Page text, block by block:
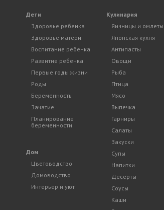
Дети
Здоровье ребенка
Здоровье матери
Воспитание ребенка
Развитие ребенка
Первые годы жизни
Роды
Беременность
Зачатие
Планирование
беременности
Дом
Цветоводство
Домоводство
Интерьер и уют
Кулинария
Яичницы и омлеты
Японская кухня
Антипасты
Овощи
Рыба
Птица
Мясо
Выпечка
Гарниры
Салаты
Закуски
Супы
Напитки
Десерты
Соусы
Каши